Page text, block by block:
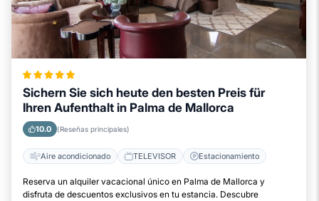
Sichern Sie sich heute den besten Preis für
Ihren Aufenthalt in Palma de Mallorca
10.0 (Reseñas principales)
Aire acondicionado TELEVISOR Estacionamiento
Reserva un alquiler vacacional único en Palma de Mallorca y
disfruta de descuentos exclusivos en tu estancia. Descubre